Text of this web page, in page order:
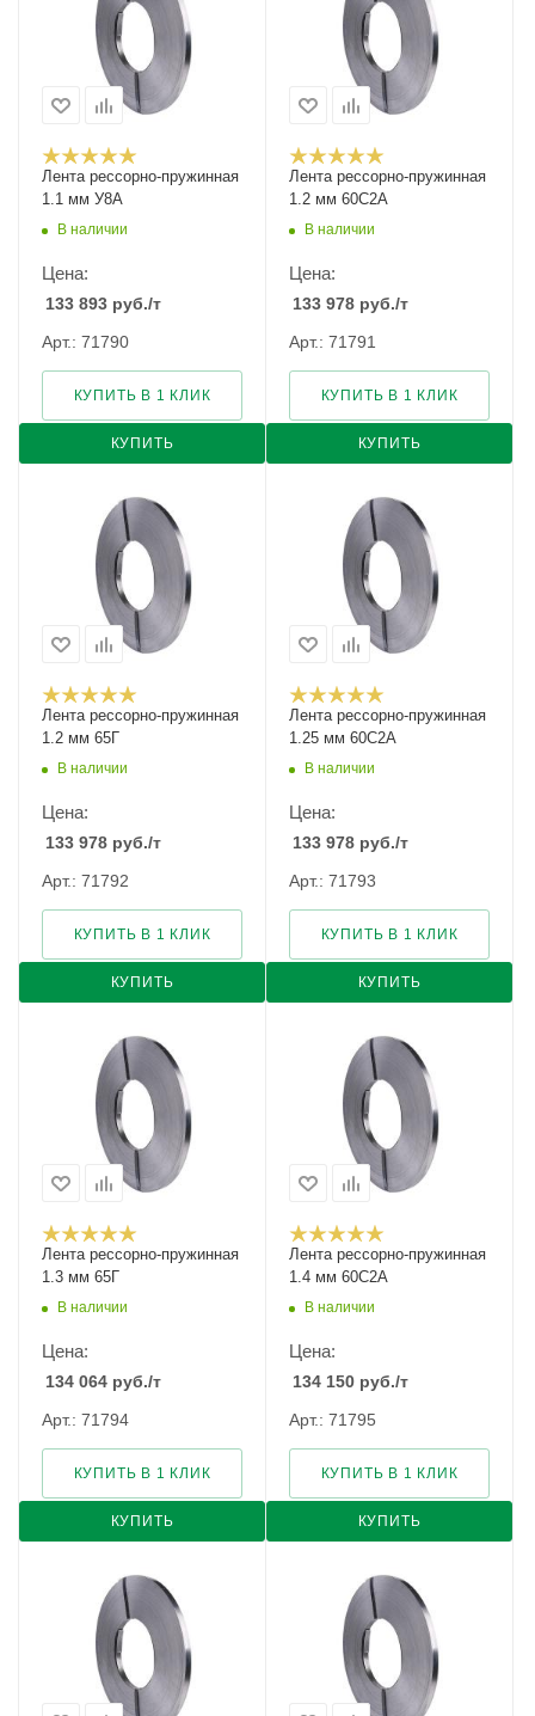
Лента рессорно-пружинная
1.1 мм У8А
В наличии
Цена:
133 893 руб./т
Арт.: 71790
КУПИТЬ
КУПИТЬ В 1 КЛИК
Лента рессорно-пружинная
1.2 мм 60С2А
В наличии
Цена:
133 978 руб./т
Арт.: 71791
КУПИТЬ
КУПИТЬ В 1 КЛИК
Лента рессорно-пружинная
1.2 мм 65Г
В наличии
Цена:
133 978 руб./т
Арт.: 71792
КУПИТЬ
КУПИТЬ В 1 КЛИК
Лента рессорно-пружинная
1.25 мм 60С2А
В наличии
Цена:
133 978 руб./т
Арт.: 71793
КУПИТЬ
КУПИТЬ В 1 КЛИК
Лента рессорно-пружинная
1.3 мм 65Г
В наличии
Цена:
134 064 руб./т
Арт.: 71794
КУПИТЬ
КУПИТЬ В 1 КЛИК
Лента рессорно-пружинная
1.4 мм 60С2А
В наличии
Цена:
134 150 руб./т
Арт.: 71795
КУПИТЬ
КУПИТЬ В 1 КЛИК